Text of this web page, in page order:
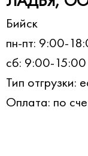
Бийск
пн-пт: 9:00-
сб: 9:00-15:00
Тип отгрузки:
Оплата: по